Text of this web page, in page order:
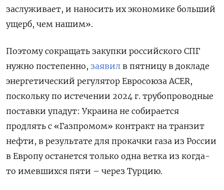
заслуживает, и наносить их экономике больший
ущерб, чем нашим».
Поэтому сокращать закупки российского СПГ
нужно постепенно, заявил в пятницу в докладе
энергетический регулятор Евросоюза ACER,
поскольку по истечении 2024 г. трубопроводные
поставки упадут: Украина не собирается
продлять с «Газпромом» контракт на транзит
нефти, в результате для прокачки газа из России
в Европу останется только одна ветка из когда-
то имевшихся пяти – через Турцию.